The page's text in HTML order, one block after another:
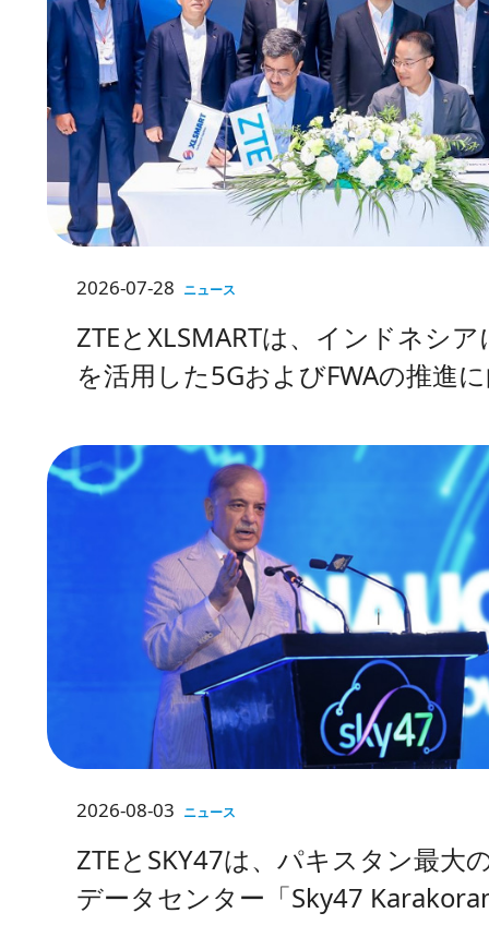
2026-07-28 ニュース
ZTEとXLSMARTは、インドネシ
を活用した5GおよびFWAの推進
2026-08-03 ニュース
ZTEとSKY47は、パキスタン最大
データセンター「Sky47